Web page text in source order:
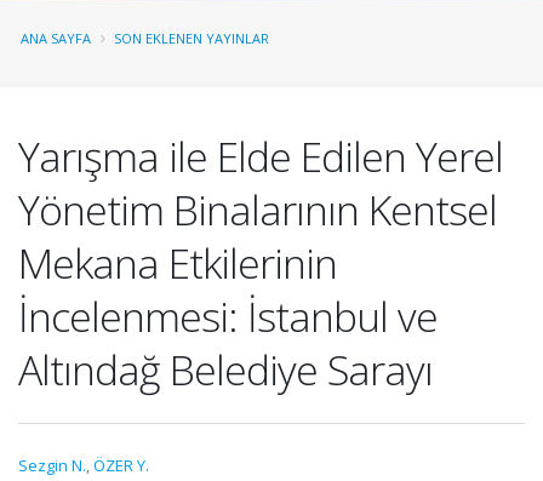
ANA SAYFA SON EKLENEN YAYINLAR
Yarışma ile Elde Edilen Yerel
Yönetim Binalarının Kentsel
Mekana Etkilerinin
İncelenmesi: İstanbul ve
Altındağ Belediye Sarayı
Sezgin N.,ÖZER Y.